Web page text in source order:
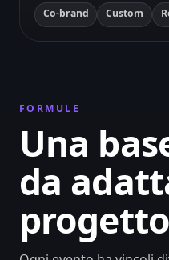
Co-brand Custom
FORMULE
Una
da